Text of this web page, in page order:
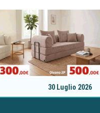
30 Luglio 2026